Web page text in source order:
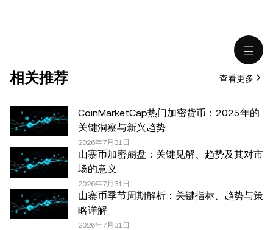
(包括稳定币) 涉及高风险，可能会大幅波动，甚至变得毫无
价值。您应根据自己的财务状况仔细考虑交易或持有数字资
产是否适合您。有关您具体情况的问题，请咨询您的法律/
税务/投资专业人士。本文中出现的信息 (包括市场数据和统
数据和图表时已采取了所有合理的谨慎措施，但对于此处表
达的任何事实错误或遗漏，我们不承担任何责任。 © 2025
OKX。本文可以全文复制或分发，也可以使用本文 100 字
或更少的摘录，前提是此类使用是非商业性的。整篇文章的
任何复制或分发亦必须突出说明：“本文版权所有 © 2025
OKX，经许可使用。”允许的摘录必须引用文章名称并包含
出处，例如“文章名称，[作者姓名 (如适用)]，© 2025
OKX”。部分内容可能由人工智能（AI）工具生成或辅助生
相关推荐 查看更多
CoinMarketCap热门加密货币：2025年的
关键洞察与新兴趋势
2026年7月31日
山寨币加密崩盘：关键见解、趋势及其对市
场的意义
2026年7月31日
山寨币季节周期解析：关键指标、趋势与策
略详解
2026年7月31日